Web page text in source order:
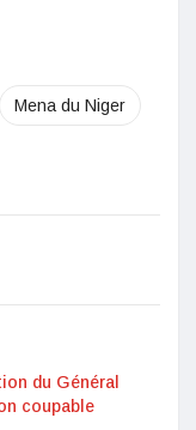
Mena du Niger
du Général
coupable